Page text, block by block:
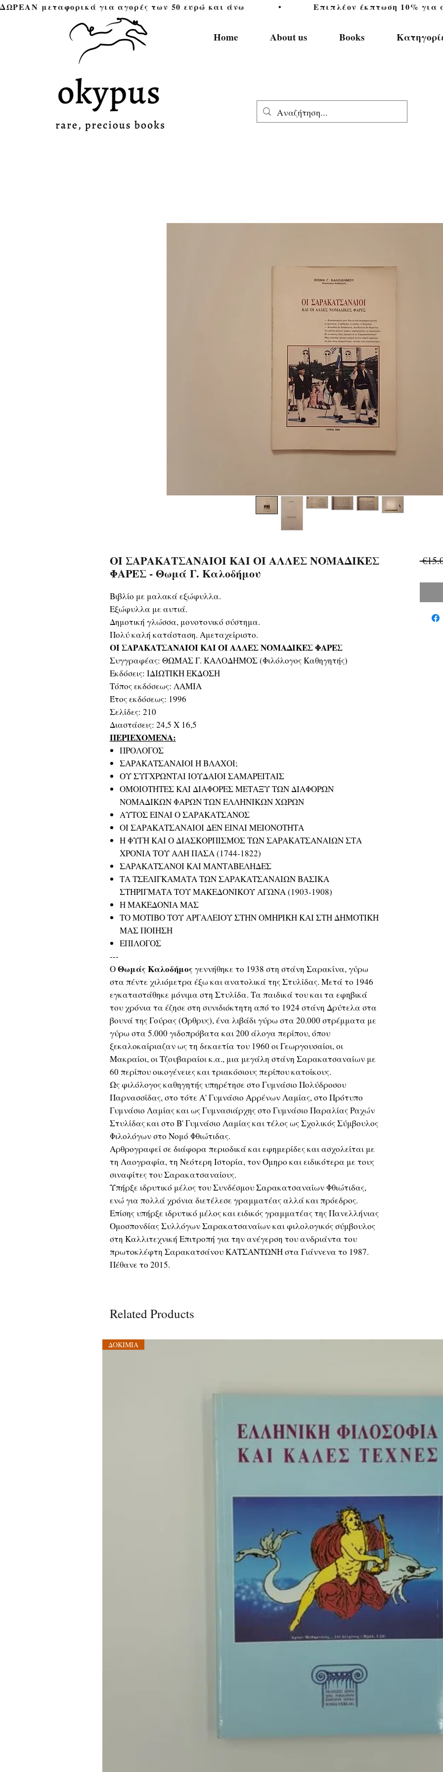
ΔΩΡΕΑΝ μεταφορικά για αγορές των 50 ευρώ και άνω            •           Επιπλέον έκπτωση 10%
Home About us Books
ΟΙ ΣΑΡΑΚΑΤΣΑΝΑΙΟΙ ΚΑΙ ΟΙ ΑΛΛΕΣ ΝΟΜΑΔΙΚΕΣ
ΦΑΡΕΣ - Θωμά Γ. Καλοδήμου
Βιβλίο με μαλακά εξώφυλλα.
Εξώφυλλα με αυτιά.
Δημοτική γλώσσα, μονοτονικό σύστημα.
Πολύ καλή κατάσταση. Αμεταχείριστο.
ΟΙ ΣΑΡΑΚΑΤΣΑΝΑΙΟΙ ΚΑΙ ΟΙ ΑΛΛΕΣ ΝΟΜΑΔΙΚΕΣ ΦΑΡΕΣ
Συγγραφέας: ΘΩΜΑΣ Γ. ΚΑΛΟΔΗΜΟΣ (Φιλόλογος Καθηγητής)
Εκδόσεις: ΙΔΙΩΤΙΚΗ ΕΚΔΟΣΗ
Τόπος εκδόσεως: ΛΑΜΙΑ
Έτος εκδόσεως: 1996
Σελίδες: 210
Διαστάσεις: 24,5 Χ 16,5
ΠΕΡΙΕΧΟΜΕΝΑ:
ΠΡΟΛΟΓΟΣ
ΣΑΡΑΚΑΤΣΑΝΑΙΟΙ Ή ΒΛΑΧΟΙ;
ΟΥ ΣΥΓΧΡΩΝΤΑΙ ΙΟΥΔΑΙΟΙ ΣΑΜΑΡΕΙΤΑΙΣ
ΟΜΟΙΟΤΗΤΕΣ ΚΑΙ ΔΙΑΦΟΡΕΣ ΜΕΤΑΞΥ ΤΩΝ ΔΙΑΦΟΡΩΝ
ΝΟΜΑΔΙΚΩΝ ΦΑΡΩΝ ΤΩΝ ΕΛΛΗΝΙΚΩΝ ΧΩΡΩΝ
ΑΥΤΟΣ ΕΙΝΑΙ Ο ΣΑΡΑΚΑΤΣΑΝΟΣ
ΟΙ ΣΑΡΑΚΑΤΣΑΝΑΙΟΙ ΔΕΝ ΕΙΝΑΙ ΜΕΙΟΝΟΤΗΤΑ
Η ΦΥΓΗ ΚΑΙ Ο ΔΙΑΣΚΟΡΠΙΣΜΟΣ ΤΩΝ ΣΑΡΑΚΑΤΣΑΝΑΙΩΝ ΣΤΑ
ΧΡΟΝΙΑ ΤΟΥ ΑΛΗ ΠΑΣΑ (1744-1822)
ΣΑΡΑΚΑΤΣΑΝΟΙ ΚΑΙ ΜΑΝΤΑΒΕΛΗΔΕΣ
ΤΑ ΤΣΕΛΙΓΚΑΜΑΤΑ ΤΩΝ ΣΑΡΑΚΑΤΣΑΝΑΙΩΝ ΒΑΣΙΚΑ
ΣΤΗΡΙΓΜΑΤΑ ΤΟΥ ΜΑΚΕΔΟΝΙΚΟΥ ΑΓΩΝΑ (1903-1908)
Η ΜΑΚΕΔΟΝΙΑ ΜΑΣ
ΤΟ ΜΟΤΙΒΟ ΤΟΥ ΑΡΓΑΛΕΙΟΥ ΣΤΗΝ ΟΜΗΡΙΚΗ ΚΑΙ ΣΤΗ ΔΗΜΟΤΙΚΗ
ΜΑΣ ΠΟΙΗΣΗ
ΕΠΙΛΟΓΟΣ
---
ΟΘωμάς Καλοδήμος γεννήθηκε το 1938 στη στάνη Σαρακίνα, γύρω
στα πέντε χιλιόμετρα έξω και ανατολικά της Στυλίδας. Μετά το 1946
εγκαταστάθηκε μόνιμα στη Στυλίδα. Τα παιδικά του και τα εφηβικά
του χρόνια τα έζησε στη συνιδιόκτητη από το 1924 στάνη Δρύτελα στα
βουνά της Γούρας (Όρθρυς), ένα λιβάδι γύρω στα 20.000 στρέμματα με
γύρω στα 5.000 γιδοπρόβατα και 200 άλογα περίπου, όπου
ξεκαλοκαίριαζαν ως τη δεκαετία του 1960 οι Γεωργουσαίοι, οι
Μακραίοι, οι Τζουβαραίοι κ.α., μια μεγάλη στάνη Σαρακατσαναίων με
60 περίπου οικογένειες και τριακόσιους περίπου κατοίκους.
Ως φιλόλογος καθηγητής υπηρέτησε στο Γυμνάσιο Πολύδροσου
Παρνασσίδας, στο τότε Α' Γυμνάσιο Αρρένων Λαμίας, στο Πρότυπο
Γυμνάσιο Λαμίας και ως Γυμνασιάρχης στο Γυμνάσιο Παραλίας Ραχών
Στυλίδας και στο Β' Γυμνάσιο Λαμίας και τέλος ως Σχολικός Σύμβουλος
Φιλολόγων στο Νομό Φθιώτιδας.
Αρθρογραφεί σε διάφορα περιοδικά και εφημερίδες και ασχολείται με
τη Λαογραφία, τη Νεότερη Ιστορία, τον Όμηρο και ειδικότερα με τους
σιναφίτες του Σαρακατσαναίους.
Υπήρξε ιδρυτικό μέλος του Συνδέσμου Σαρακατσαναίων Φθιώτιδας,
ενώ για πολλά χρόνια διετέλεσε γραμματέας αλλά και πρόεδρος.
Επίσης υπήρξε ιδρυτικό μέλος και ειδικός γραμματέ­ας της Πανελλήνιας
Ομοσπονδίας Συλλόγων Σαρακατσαναίων και φιλολογικός σύμβουλος
στη Καλλιτεχνική Επιτροπή για την ανέγερση του ανδριάντα του
πρωτοκλέφτη Σαρακατσάνου ΚΑΤΣΑΝΤΩΝΗ στα Γιάννενα το 1987.
Πέθανε το 2015.
Related Products
ΔΟΚΙΜΙΑ